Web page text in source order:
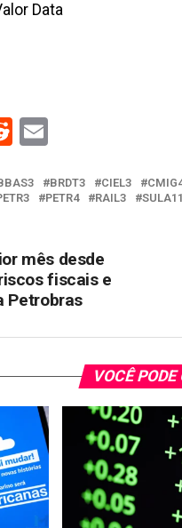
Data
Reddit
BRDT3 CIEL3
PETR4 RAIL3 SULA11
mês desde
fiscais e
Petrobras
VOCÊ